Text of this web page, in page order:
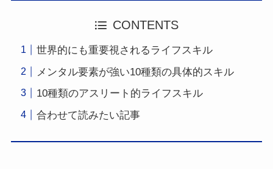
CONTENTS
世界的にも重要視されるライフスキル
メンタル要素が強い10種類の具体的スキル
10種類のアスリート的ライフスキル
合わせて読みたい記事